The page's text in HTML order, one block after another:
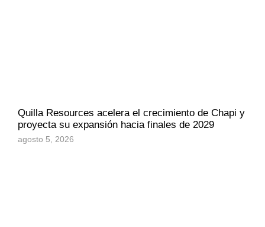
Quilla Resources acelera el crecimiento de Chapi y
proyecta su expansión hacia finales de 2029
agosto 5, 2026